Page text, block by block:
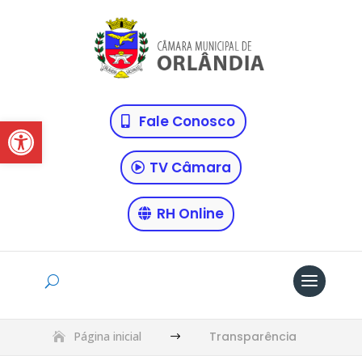
Abrir a barra de ferramentasFale Conosco
TV Câmara
RH Online
Página inicial $ Transparência